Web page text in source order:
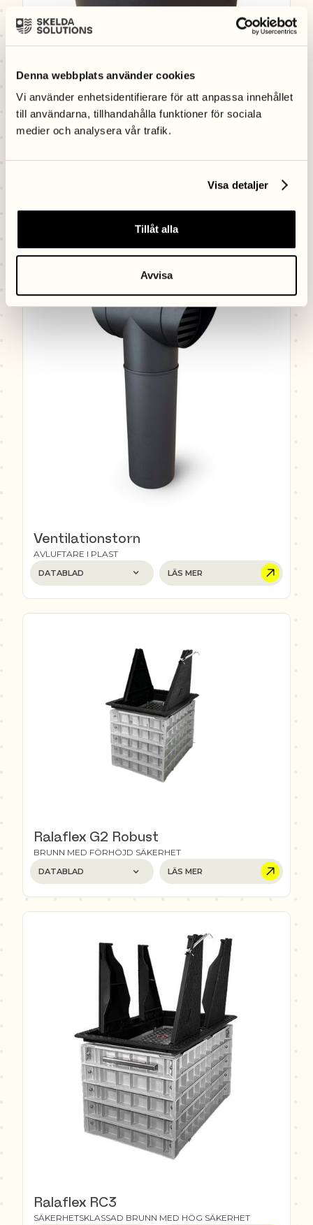
Denna webbplats använder cookies
Vi använder enhetsidentifierare för att anpassa innehållet
till användarna, tillhandahålla funktioner för sociala
medier och analysera vår trafik.
Visa detaljer
Tillåt alla
Avvisa
Ventilationstorn
AVLUFTARE I PLAST
DATABLAD LÄS MER
Ralaflex G2 Robust
BRUNN MED FÖRHÖJD SÄKERHET
DATABLAD LÄS MER
Ralaflex RC3
SÄKERHETSKLASSAD BRUNN MED HÖG SÄKERHET